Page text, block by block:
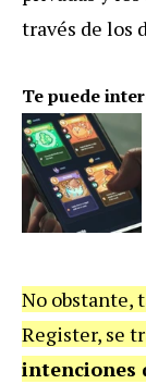
través de los
Te puede
No obstante,
Register, se
intenciones